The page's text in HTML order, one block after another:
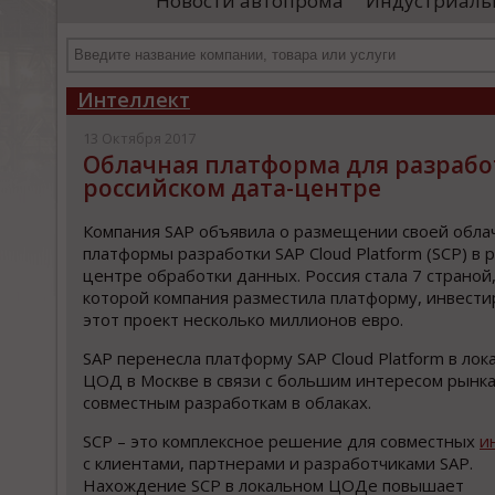
департамента продаж и контрактации
Интеллект
13 Октября 2017
Облачная платформа для
российском дата-центре
Компания SAP объявила о размещении своей
платформы разработки SAP Cloud Platform (SCP) в
центре обработки данных. Россия стала 7
которой компания разместила платформу,
этот проект несколько миллионов евро.
SAP перенесла платформу SAP Cloud Platform в
ЦОД в Москве в связи с большим интересом
совместным разработкам в облаках.
SCP – это комплексное решение для совместных
с клиентами, партнерами и разработчиками SAP.
Нахождение SCP в локальном ЦОДе повышает